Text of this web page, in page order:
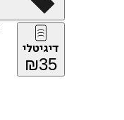
דיגיטלי
₪35